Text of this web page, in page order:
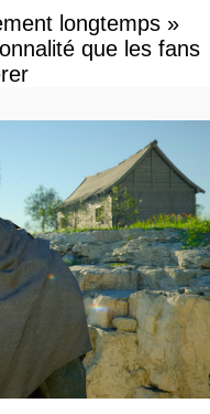
longtemps »
que les fans